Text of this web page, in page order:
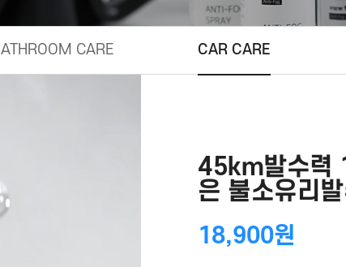
CARE CAR CARE
45km발수력
은 불소유리
18,900원